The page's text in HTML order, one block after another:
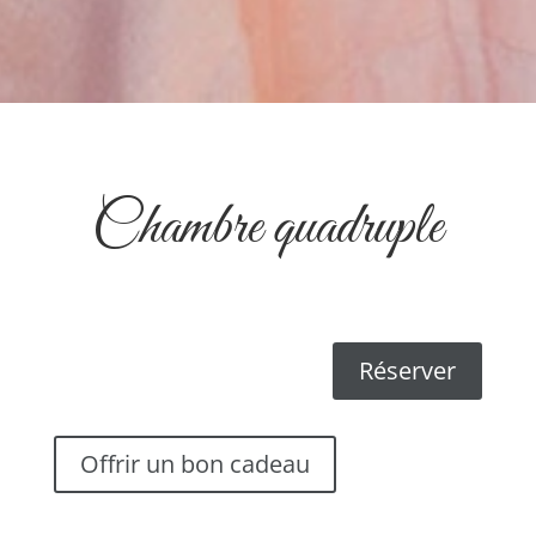
Chambre quadruple
Réserver
Offrir un bon cadeau